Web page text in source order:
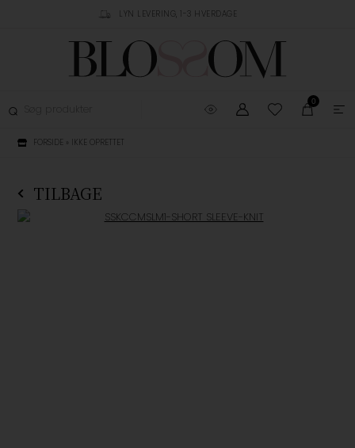
LYN LEVERING, 1-3 HVERDAGE
0
FORSIDE » IKKE OPRETTET
TILBAGE